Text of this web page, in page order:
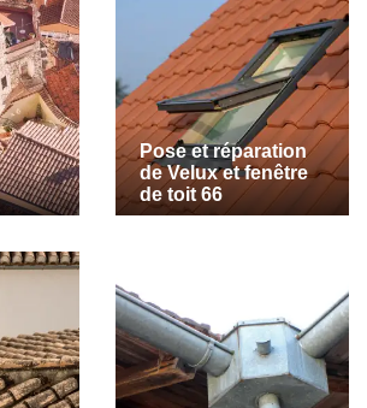
Pose et réparation
de Velux et fenêtre
de toit 66